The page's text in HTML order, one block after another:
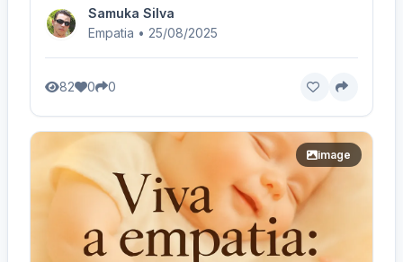
Samuka Silva
Empatia • 25/08/2025
82 0 0
image